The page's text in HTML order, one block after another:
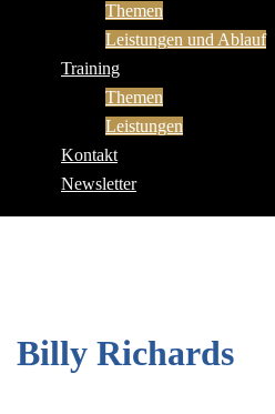
Themen
Leistungen und Ablauf
Training
Themen
Leistungen
Kontakt
Newsletter
Billy Richards